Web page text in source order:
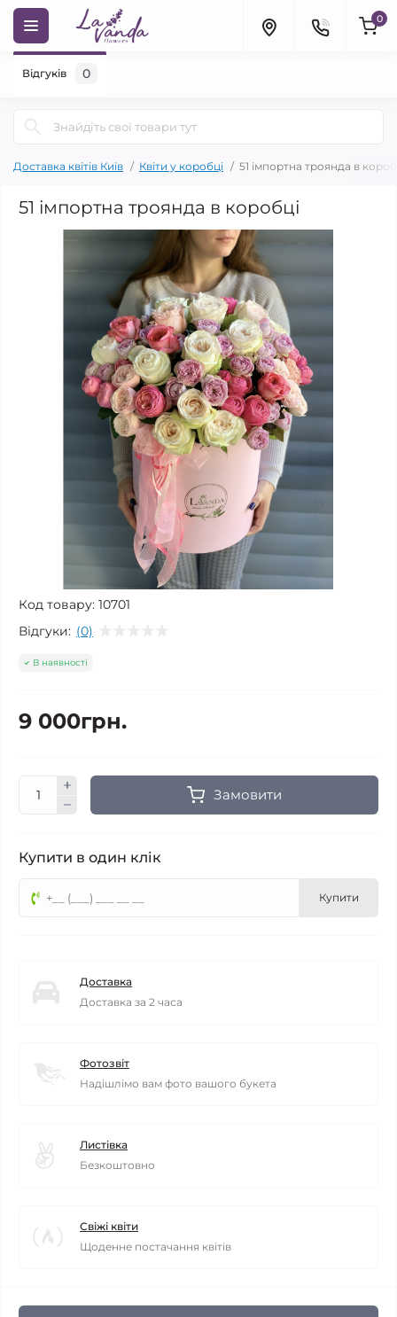
0
Доставка квітів Київ Квіти у коробці 51 імпортна троянда в
51 імпортна троянда в коробці
Код товару: 10701
Відгуки: (0)
В наявності
9 000грн.
Замовити
Купити в один клік
Купити
Доставка
Доставка за 2 часа
Фотозвіт
Надішлімо вам фото вашого букета
Листівка
Безкоштовно
Свіжі квіти
Щоденне постачання квітів
Відгуків 0